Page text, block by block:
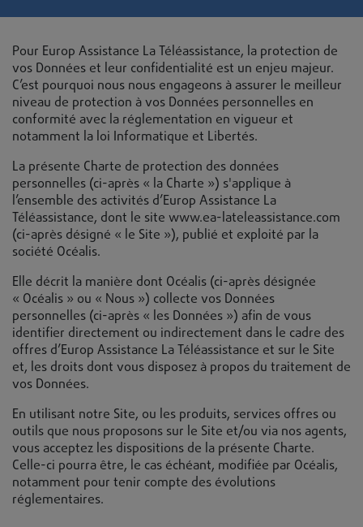
Pour Europ Assistance La Téléassistance, la protection de
vos Données et leur confidentialité est un enjeu majeur.
C’est pourquoi nous nous engageons à assurer le meilleur
niveau de protection à vos Données personnelles en
conformité avec la réglementation en vigueur et
notamment la loi Informatique et Libertés.
La présente Charte de protection des données
personnelles (ci-après « la Charte ») s'applique à
l’ensemble des activités d’Europ Assistance La
Téléassistance, dont le site www.ea-lateleassistance.com
(ci-après désigné « le Site »), publié et exploité par la
société Océalis.
Elle décrit la manière dont Océalis (ci-après désignée
« Océalis » ou « Nous ») collecte vos Données
personnelles (ci-après « les Données ») afin de vous
identifier directement ou indirectement dans le cadre des
offres d’Europ Assistance La Téléassistance et sur le Site
et, les droits dont vous disposez à propos du traitement de
vos Données.
En utilisant notre Site, ou les produits, services offres ou
outils que nous proposons sur le Site et/ou via nos agents,
vous acceptez les dispositions de la présente Charte.
Celle-ci pourra être, le cas échéant, modifiée par Océalis,
notamment pour tenir compte des évolutions
réglementaires.